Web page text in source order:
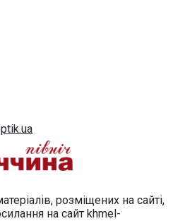
розміщених на сайті,
на сайт khmel-